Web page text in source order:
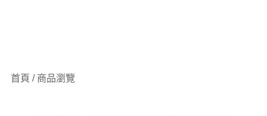
首頁 / 商品瀏覽